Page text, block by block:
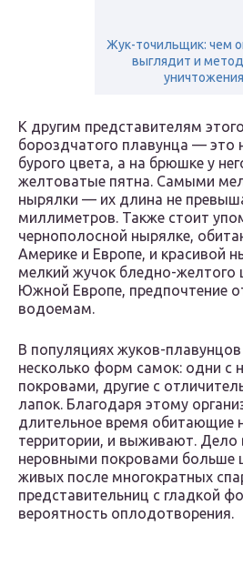
Жук-точильщик: чем
выглядит и
уничтожения
К другим представителям
бороздчатого плавунца — это
бурого цвета, а на брюшке у
желтоватые пятна. Самыми
нырялки — их длина не
миллиметров. Также стоит
чернополосной нырялке,
Америке и Европе, и красивой
мелкий жучок бледно-желтого
Южной Европе, предпочтение
водоемам.
В популяциях жуков-плавунцов
несколько форм самок: одни с
покровами, другие с
лапок. Благодаря этому
длительное время обитающие
территории, и выживают. Дело
неровными покровами больше
живых после многократных
представительниц с гладкой
вероятность оплодотворения.